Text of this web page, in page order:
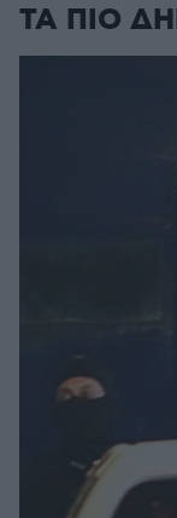
ΤΑ ΠΙΟ